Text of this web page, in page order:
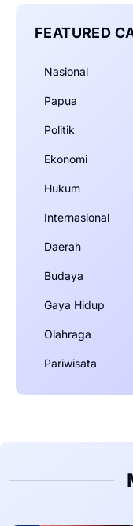
FEATURED
Nasional
Papua
Politik
Ekonomi
Hukum
Internasional
Daerah
Budaya
Gaya Hidup
Olahraga
Pariwisata